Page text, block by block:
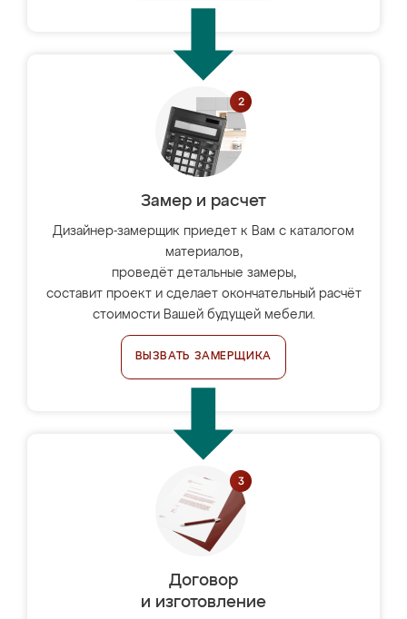
Замер и расчет
Дизайнер-замерщик приедет к Вам с каталогом
материалов,
проведёт детальные замеры,
составит проект и сделает окончательный расчёт
стоимости Вашей будущей мебели.
ВЫЗВАТЬ ЗАМЕРЩИКА
Договор
и изготовление